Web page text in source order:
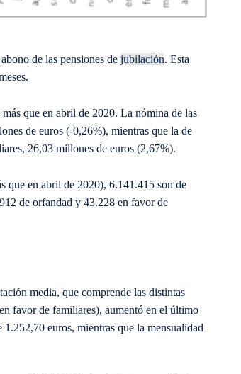
de las pensiones de jubilación. Esta
que en abril de 2020. La nómina de las
de euros (-0,26%), mientras que la de
26,03 millones de euros (2,67%).
que en abril de 2020), 6.141.415 son de
de orfandad y 43.228 en favor de
media, que comprende las distintas
favor de familiares), aumentó en el último
euros, mientras que la mensualidad